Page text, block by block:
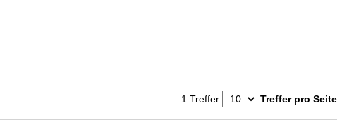
1 Treffer Treffer pro Seite